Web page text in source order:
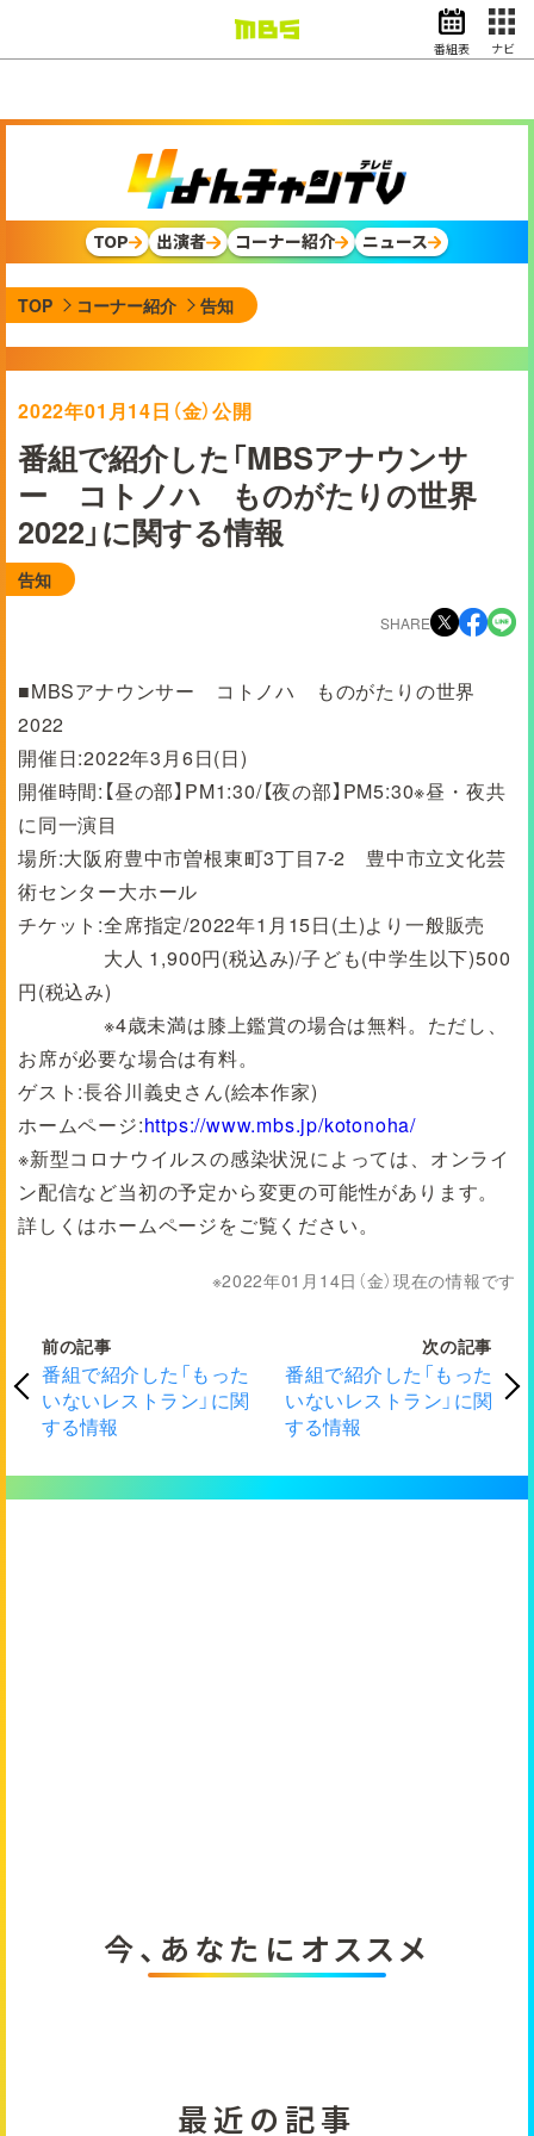
ドラマ
スポーツ
動画イズム ニュース
天気・防災
映画 アナウンサー
グッズ
EN 検索 番組表
番組表 ナビ
TOP 出演者 コーナー紹介 ニュース
TOP コーナー紹介 告知
2022年01月14日（金）公開
番組で紹介した「MBSアナウンサ
ー コトノハ ものがたりの世界
2022」に関する情報
告知
SHARE
■MBSアナウンサー コトノハ ものがたりの世界
2022
開催日:2022年3月6日(日)
開催時間:【昼の部】PM1:30/【夜の部】PM5:30※昼・夜共
に同一演目
場所:大阪府豊中市曽根東町3丁目7-2 豊中市立文化芸
術センター大ホール
チケット:全席指定/2022年1月15日(土)より一般販売
大人 1,900円(税込み)/子ども(中学生以下)500
円(税込み)
※4歳未満は膝上鑑賞の場合は無料。ただし、
お席が必要な場合は有料。
ゲスト:長谷川義史さん(絵本作家)
ホームページ:https://www.mbs.jp/kotonoha/
※新型コロナウイルスの感染状況によっては、オンライ
ン配信など当初の予定から変更の可能性があります。
詳しくはホームページをご覧ください。
2022年01月14日（金）現在の情報です
前の記事
番組で紹介した「もった
いないレストラン」に関
する情報
次の記事
番組で紹介した「もった
いないレストラン」に関
する情報
今、あなたにオススメ
最近の記事